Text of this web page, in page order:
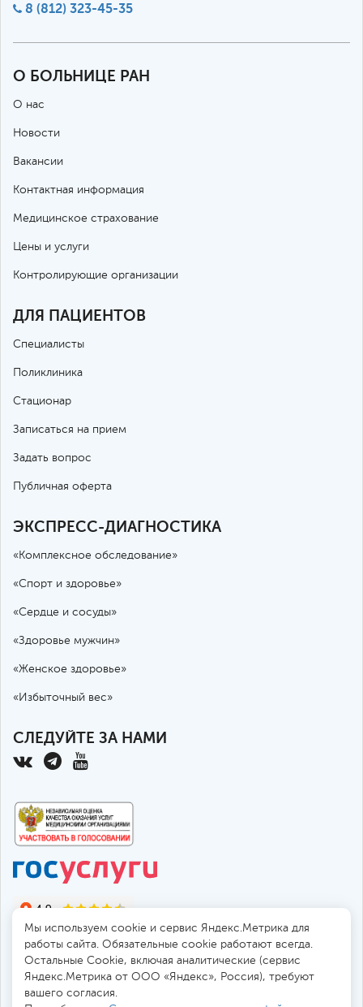
8 (812) 323-45-35
О БОЛЬНИЦЕ РАН
О нас
Новости
Вакансии
Контактная информация
Медицинское страхование
Цены и услуги
Контролирующие организации
ДЛЯ ПАЦИЕНТОВ
Специалисты
Поликлиника
Стационар
Записаться на прием
Задать вопрос
Публичная оферта
ЭКСПРЕСС-ДИАГНОСТИКА
«Комплексное обследование»
«Спорт и здоровье»
«Сердце и сосуды»
«Здоровье мужчин»
«Женское здоровье»
«Избыточный вес»
СЛЕДУЙТЕ ЗА НАМИ
194017, Россия, Санкт-Петербург, пр. Тореза 72
Мы используем cookie и сервис Яндекс.Метрика для
работы сайта. Обязательные cookie работают всегда.
Остальные Сookie, включая аналитические (сервис
Яндекс.Метрика от ООО «Яндекс», Россия), требуют
вашего согласия.